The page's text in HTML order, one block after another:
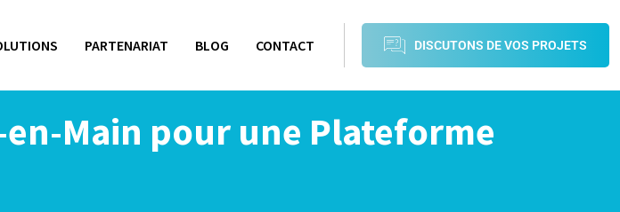
PARTENARIAT BLOG CONTACT DISCUTONS DE VOS PROJETS
en-Main pour une Plateforme